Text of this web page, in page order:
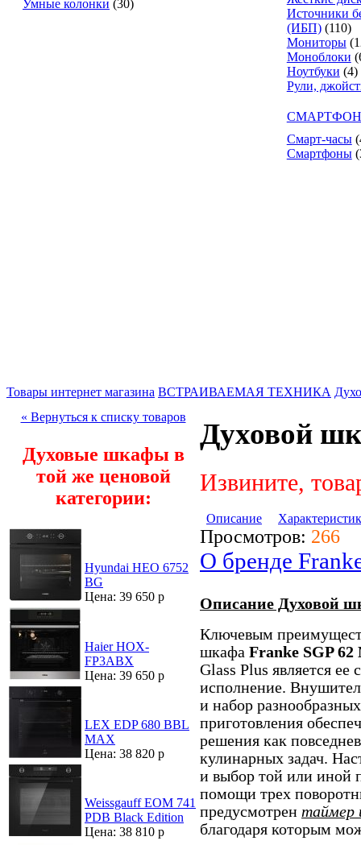
Умные колонки (30)
Источники
(ИБП) (110)
Мониторы
Моноблоки
Ноутбуки (4)
Рули,
Смарт-часы
Смартфоны
Товары интернет магазина ВСТРАИВАЕМАЯ ТЕХНИКА
« Вернуться к списку товаров
Духовые шкафы в
той же ценовой
категории:
Hyundai HEO 6752
BG
Цена: 39 650 р
Haier HOX-
FP3ABX
Цена: 39 650 р
LEX EDP 680 BBL
MAX
Цена: 38 820 р
Weissgauff EOM 741
PDB Black Edition
Цена: 38 810 р
Духовой
Извините,
Описание
Просмотров: 266
О бренде
Описание Духовой
Ключевым
шкафа Franke SGP
Glass Plus является ее
исполнение.
и набор
приготовления
решения как
кулинарных задач.
и выбор той или иной
помощи трех
предусмотрен таймер
благодаря которым